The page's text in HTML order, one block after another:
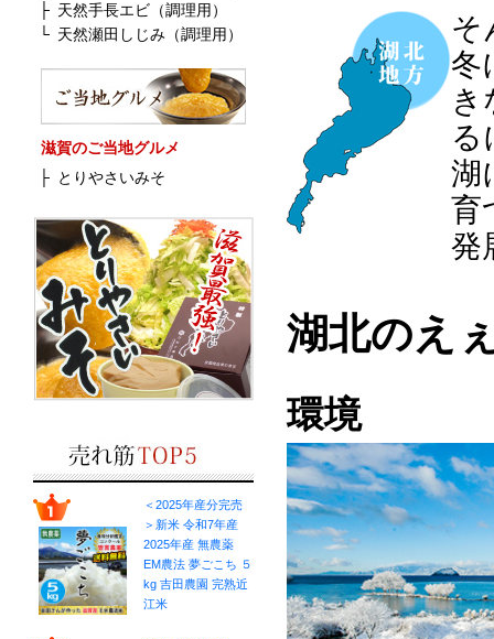
├ 天然手長エビ（調理用）
└ 天然瀬田しじみ（調理用）
滋賀のご当地グルメ
├ とりやさいみそ
＜2025年産分完売
＞新米 令和7年産
2025年産 無農薬
EM農法 夢ごこち ５
kg 吉田農園 完熟近
江米
そ
冬
き
る
湖
育
発
湖北のえ
環境